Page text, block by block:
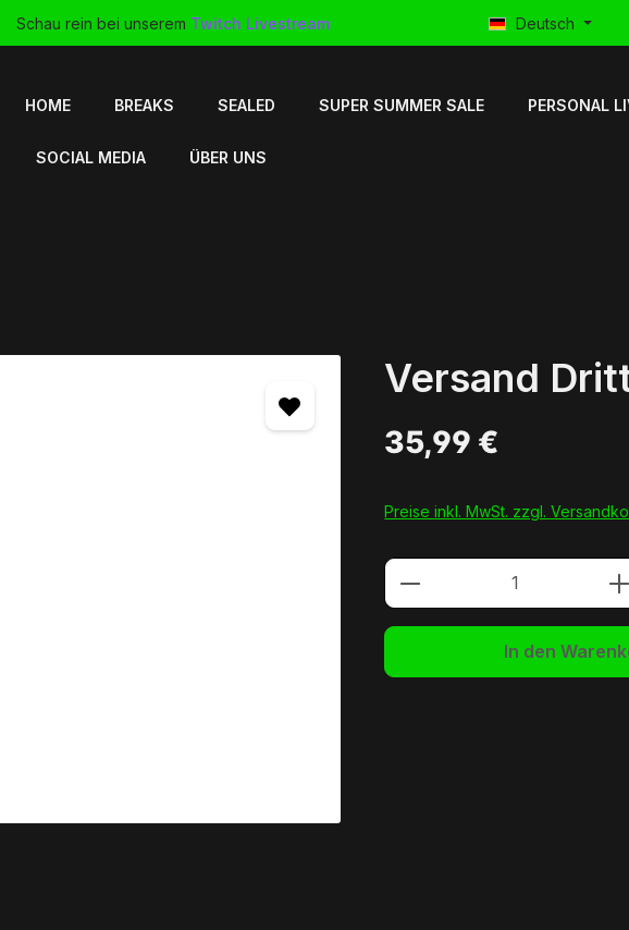
Schau rein bei unserem Twitch Livestream Deutsch
HOME BREAKS SEALED SUPER SUMMER SALE PERSONAL
SOCIAL MEDIA ÜBER UNS
Versand
35,99 €
Preise inkl. MwSt. zzgl.
Produkt Anzahl:
In den